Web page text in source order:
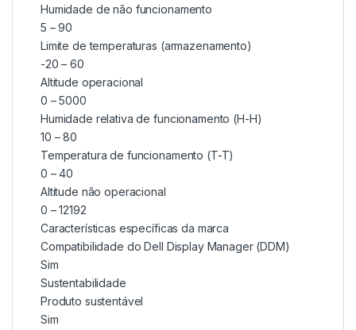
Humidade de não funcionamento
5 – 90
Limite de temperaturas (armazenamento)
-20 – 60
Altitude operacional
0 – 5000
Humidade relativa de funcionamento (H-H)
10 – 80
Temperatura de funcionamento (T-T)
0 – 40
Altitude não operacional
0 – 12192
Características específicas da marca
Compatibilidade do Dell Display Manager (DDM)
Sim
Sustentabilidade
Produto sustentável
Sim